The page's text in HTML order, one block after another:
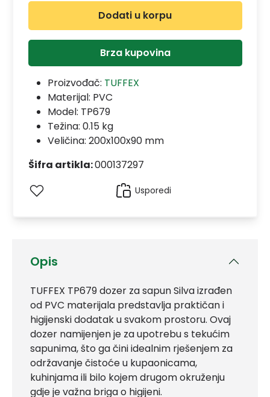
Opis
TUFFEX TP679 dozer za sapun Silva izrađen
od PVC materijala predstavlja praktičan i
higijenski dodatak u svakom prostoru. Ovaj
dozer namijenjen je za upotrebu s tekućim
sapunima, što ga čini idealnim rješenjem za
održavanje čistoće u kupaonicama,
kuhinjama ili bilo kojem drugom okruženju
gdje je važna briga o higijeni.
Dodati u korpu
Brza kupovina
Proizvođač: TUFFEX
Materijal: PVC
Model: TP679
Težina: 0.15 kg
Veličina: 200x100x90 mm
Šifra artikla:000137297
Usporedi